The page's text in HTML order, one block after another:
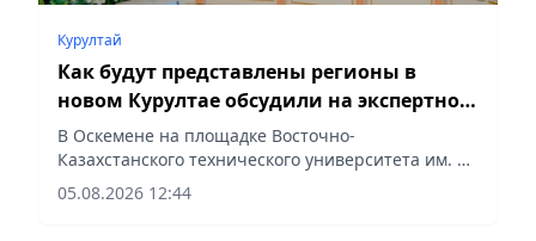
Курултай
Как будут представлены регионы в
новом Курултае обсудили на экспертной
площадке в ВКО
В Оскемене на площадке Восточно-
Казахстанского технического университета им. Д.
Серикбаева состоялось заседание Национальной
экспертной площадки «КИСИ GPS: Gylym. Pikir.
05.08.2026 12:44